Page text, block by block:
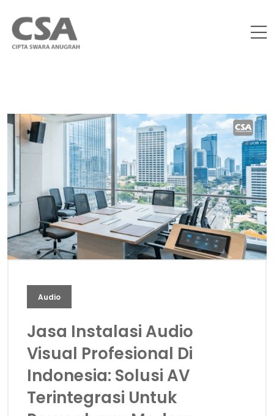
Audio
Jasa Instalasi Audio
Visual Profesional Di
Indonesia: Solusi AV
Terintegrasi Untuk